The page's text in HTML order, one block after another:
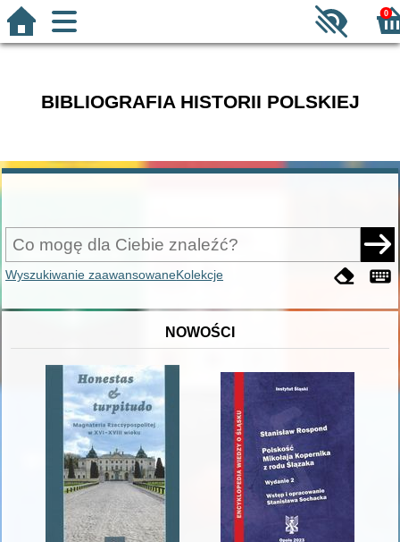
0
BIBLIOGRAFIA HISTORII POLSKIEJ
Wyszukiwanie zaawansowaneKolekcje
NOWOŚCI